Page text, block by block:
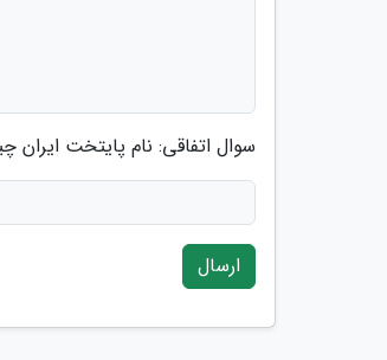
سوال اتفاقی: نام پایتخت
ارسال